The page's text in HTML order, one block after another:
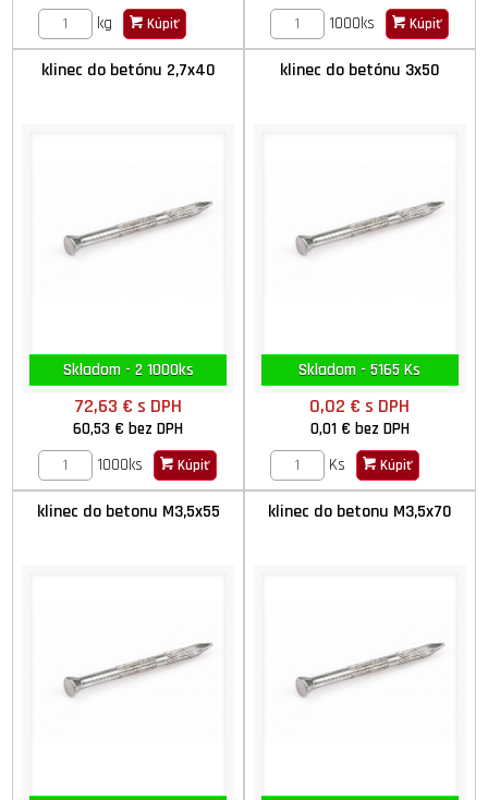
kg
Kúpiť
1000ks
Kúpiť
klinec do betónu 2,7x40
Skladom - 2 1000ks
72,63 €s DPH
60,53 €bez DPH
1000ks
Kúpiť
klinec do betónu 3x50
Skladom - 5165 Ks
0,02 €s DPH
0,01 € bez DPH
Ks
Kúpiť
klinec do betonu M3,5x55 klinec do betonu M3,5x70